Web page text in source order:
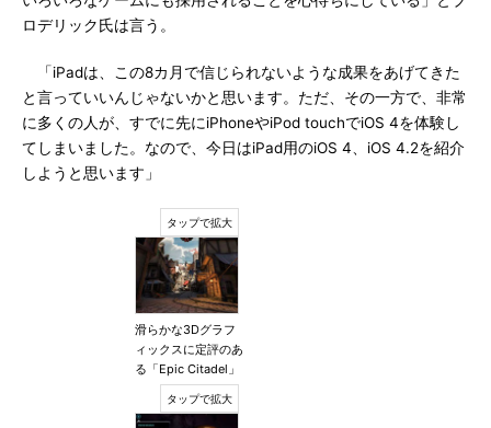
ロデリック氏は言う。
「iPadは、この8カ月で信じられないような成果をあげてきた
と言っていいんじゃないかと思います。ただ、その一方で、非常
に多くの人が、すでに先にiPhoneやiPod touchでiOS 4を体験し
てしまいました。なので、今日はiPad用のiOS 4、iOS 4.2を紹介
しようと思います」
滑らかな3Dグラフ
ィックスに定評のあ
る「Epic Citadel」